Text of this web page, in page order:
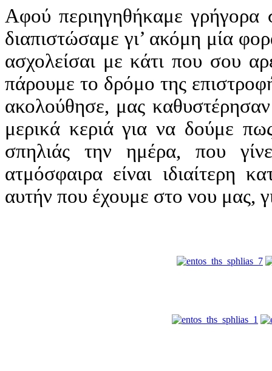
Αφού περιηγηθήκαμε γρήγορα
διαπιστώσαμε γι’ ακόμη μία
ασχολείσαι με κάτι που σου
πάρουμε το δρόμο της
ακολούθησε, μας
μερικά κεριά για να δούμε
σπηλιάς την ημέρα, που
ατμόσφαιρα είναι ιδιαίτερη
αυτήν που έχουμε στο νου μας,